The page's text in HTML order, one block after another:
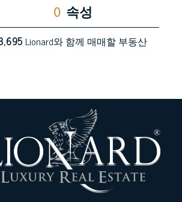
0 속성
Lionard와 함께 매매할 부동산